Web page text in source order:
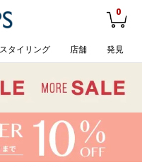
0
スタイリング 店舗 発見